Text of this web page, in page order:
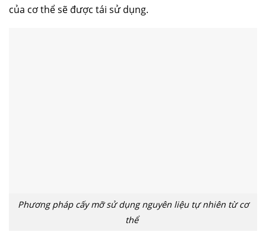
của cơ thể sẽ được tái sử dụng.
Phương pháp cấy mỡ sử dụng nguyên liệu tự nhiên từ cơ
thể